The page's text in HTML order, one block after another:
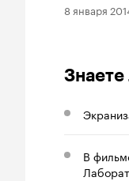
8 января
В